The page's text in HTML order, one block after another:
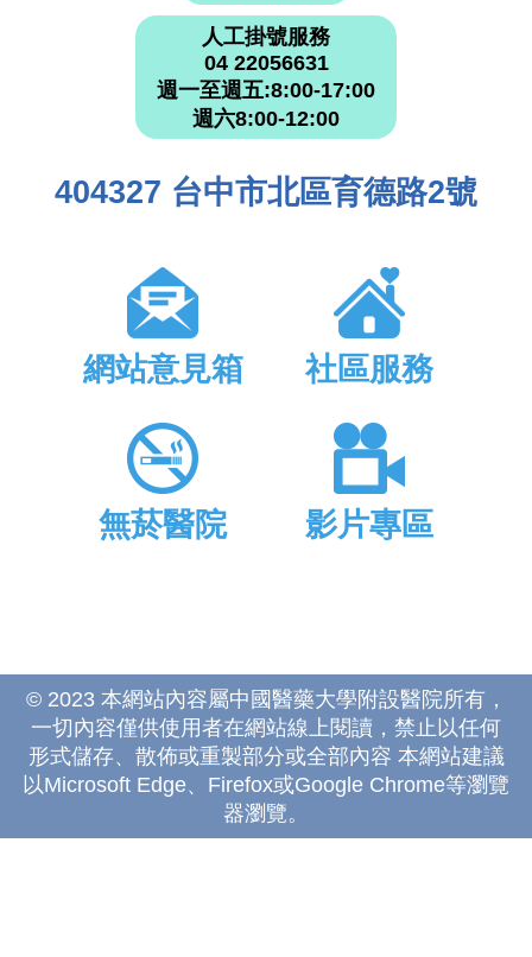
人工掛號服務
04 22056631
週一至週五:8:00-17:00
週六8:00-12:00
404327 台中市北區育德路2號
網站意見箱 社區服務
無菸醫院 影片專區
© 2023 本網站內容屬中國醫藥大學附設醫院所有，
一切內容僅供使用者在網站線上閱讀，禁止以任何
形式儲存、散佈或重製部分或全部內容 本網站建議
以Microsoft Edge、Firefox或Google Chrome等瀏覽
器瀏覽。